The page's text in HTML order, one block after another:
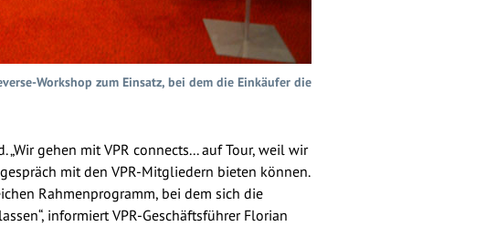
Workshop zum Einsatz, bei dem die Einkäufer die
gehen mit VPR connects... auf Tour, weil wir
mit den VPR-Mitgliedern bieten können.
Rahmenprogramm, bei dem sich die
informiert VPR-Geschäftsführer Florian